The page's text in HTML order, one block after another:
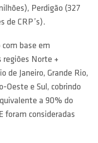
Perdigão (327
de CRP’s).
base em
regiões Norte +
de Janeiro, Grande Rio,
Oeste e Sul, cobrindo
a 90% do
foram consideradas